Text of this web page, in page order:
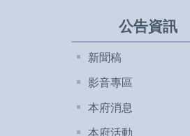
公告資訊
新聞稿
影音專區
本府消息
本府活動